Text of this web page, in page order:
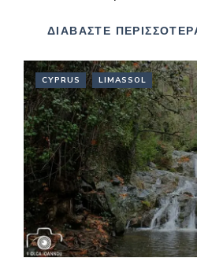
ΔΙΑΒΑΣΤΕ
CYPRUS LIMASSOL